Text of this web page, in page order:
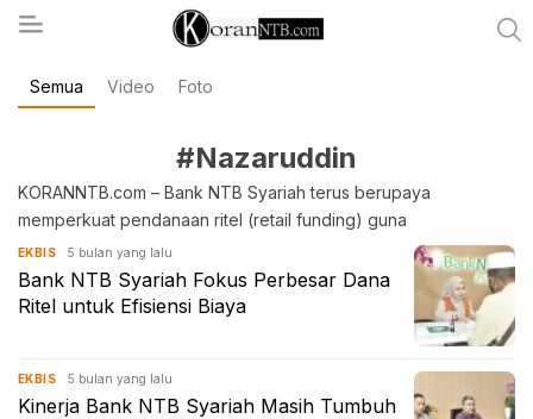
koranntb.com
Semua Video Foto
#Nazaruddin
KORANNTB.com – Bank NTB Syariah terus berupaya
memperkuat pendanaan ritel (retail funding) guna
EKBIS 5 bulan yang lalu
Bank NTB Syariah Fokus Perbesar Dana
Ritel untuk Efisiensi Biaya
EKBIS 5 bulan yang lalu
Kinerja Bank NTB Syariah Masih Tumbuh